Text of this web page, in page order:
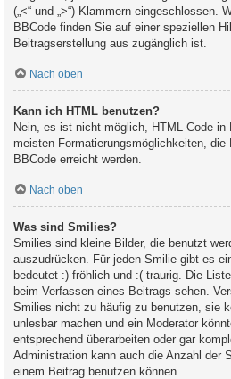
(„<“ und „>“) Klammern eingeschlossen.
BBCode finden Sie auf einer speziellen
Beitragserstellung aus zugänglich ist.
Nach oben
Kann ich HTML benutzen?
Nein, es ist nicht möglich, HTML-Code in
meisten Formatierungsmöglichkeiten, die
BBCode erreicht werden.
Nach oben
Was sind Smilies?
Smilies sind kleine Bilder, die benutzt
auszudrücken. Für jeden Smilie gibt es
bedeutet :) fröhlich und :( traurig. Die
beim Verfassen eines Beitrags sehen.
Smilies nicht zu häufig zu benutzen, sie
unlesbar machen und ein Moderator
entsprechend überarbeiten oder gar
Administration kann auch die Anzahl der
einem Beitrag benutzen können.